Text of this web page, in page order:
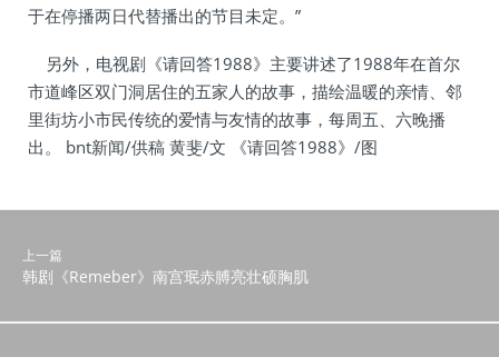
于在停播两日代替播出的节目未定。”
另外，电视剧《请回答1988》主要讲述了1988年在首尔
市道峰区双门洞居住的五家人的故事，描绘温暖的亲情、邻
里街坊小市民传统的爱情与友情的故事，每周五、六晚播
出。 bnt新闻/供稿 黄斐/文 《请回答1988》/图
上一篇
韩剧《Remeber》南宫珉赤膊亮壮硕胸肌